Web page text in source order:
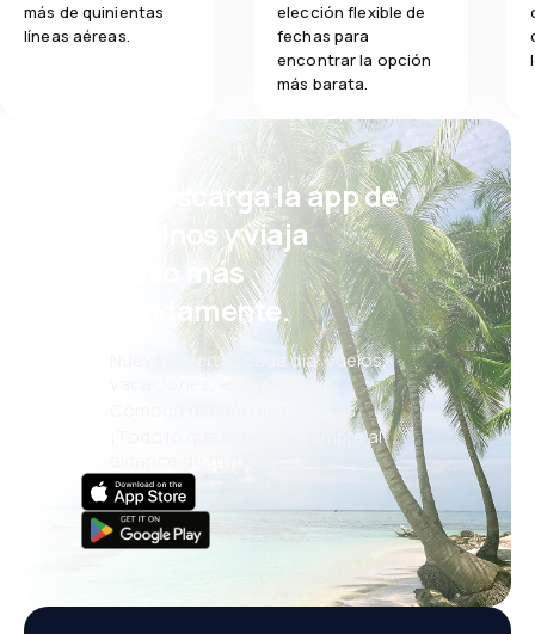
más de quinientas
líneas aéreas.
elección flexible de
fechas para
encontrar la opción
más barata.
¡Eh! Descarga la app de
eDestinos y viaja
incluso más
cómodamente.
Nuevas ofertas cada día: vuelos,
vacaciones, escapadas
Cómoda gestión de reservas
¡Todo lo que importa, siempre al